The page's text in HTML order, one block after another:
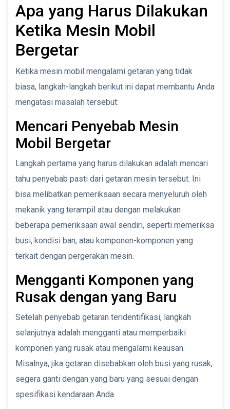
Apa yang Harus Dilakukan
Ketika Mesin Mobil
Bergetar
Ketika mesin mobil mengalami getaran yang tidak
biasa, langkah-langkah berikut ini dapat membantu Anda
mengatasi masalah tersebut:
Mencari Penyebab Mesin
Mobil Bergetar
Langkah pertama yang harus dilakukan adalah mencari
tahu penyebab pasti dari getaran mesin tersebut. Ini
bisa melibatkan pemeriksaan secara menyeluruh oleh
mekanik yang terampil atau dengan melakukan
beberapa pemeriksaan awal sendiri, seperti memeriksa
busi, kondisi ban, atau komponen-komponen yang
terkait dengan pergerakan mesin.
Mengganti Komponen yang
Rusak dengan yang Baru
Setelah penyebab getaran teridentifikasi, langkah
selanjutnya adalah mengganti atau memperbaiki
komponen yang rusak atau mengalami keausan.
Misalnya, jika getaran disebabkan oleh busi yang rusak,
segera ganti dengan yang baru yang sesuai dengan
spesifikasi kendaraan Anda.